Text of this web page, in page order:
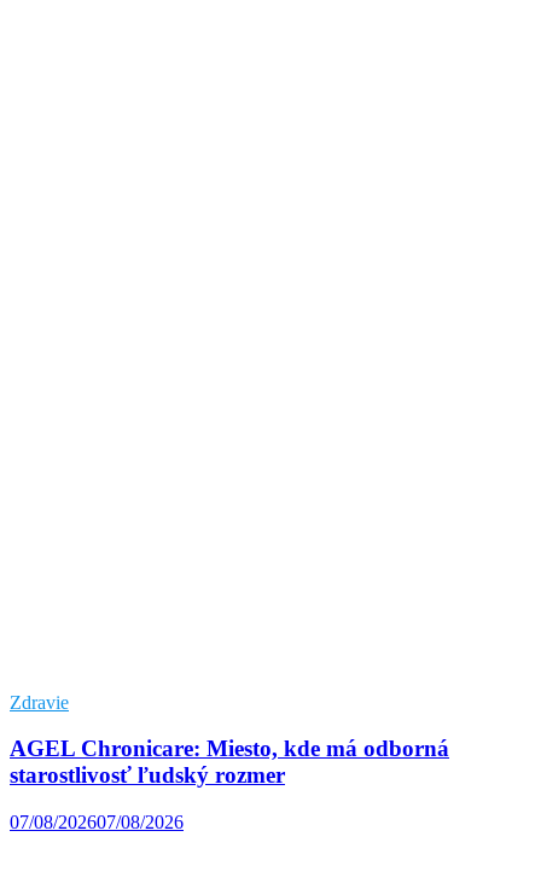
Zdravie
AGEL Chronicare: Miesto, kde má odborná
starostlivosť ľudský rozmer
07/08/202607/08/2026